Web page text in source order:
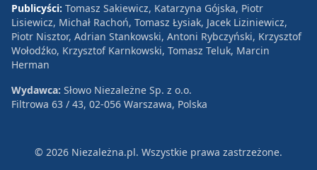
Publicyści: Tomasz Sakiewicz, Katarzyna Gójska, Piotr
Lisiewicz, Michał Rachoń, Tomasz Łysiak, Jacek Liziniewicz,
Piotr Nisztor, Adrian Stankowski, Antoni Rybczyński, Krzysztof
Wołodźko, Krzysztof Karnkowski, Tomasz Teluk, Marcin
Herman
Wydawca: Słowo Niezależne Sp. z o.o.
Filtrowa 63 / 43, 02-056 Warszawa, Polska
© 2026 Niezależna.pl. Wszystkie prawa zastrzeżone.